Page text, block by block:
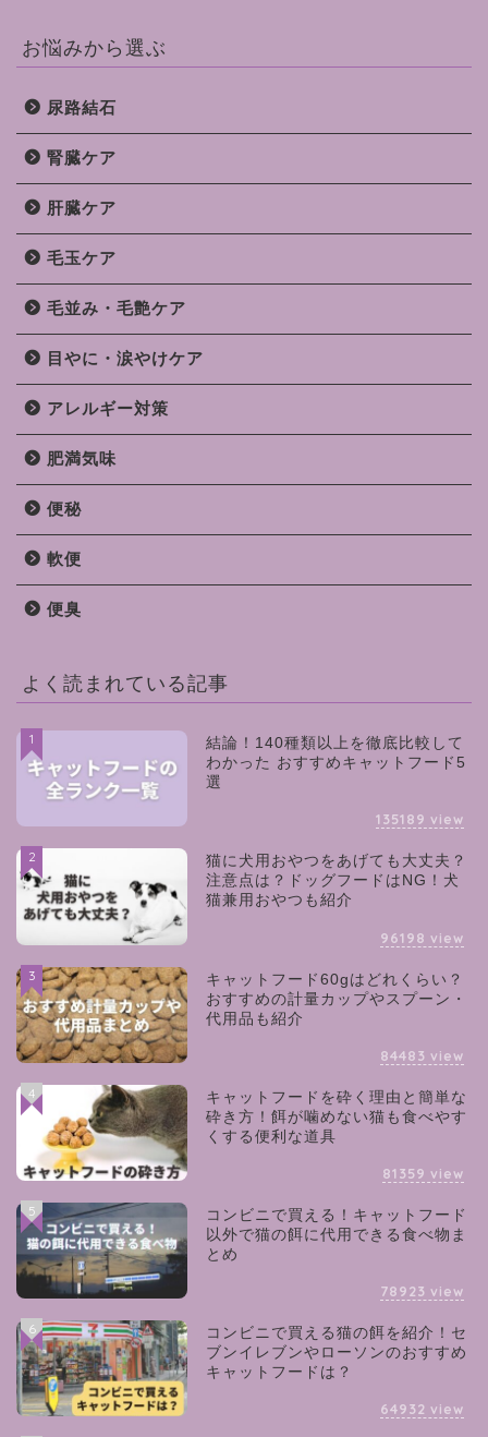
お悩みから選ぶ
尿路結石
腎臓ケア
肝臓ケア
毛玉ケア
毛並み・毛艶ケア
目やに・涙やけケア
アレルギー対策
肥満気味
便秘
軟便
便臭
よく読まれている記事
1
結論！140種類以上を徹底比較して
わかった おすすめキャットフード5
選
135189 view
2
猫に犬用おやつをあげても大丈夫？
注意点は？ドッグフードはNG！犬
猫兼用おやつも紹介
96198 view
3
キャットフード60gはどれくらい？
おすすめの計量カップやスプーン・
代用品も紹介
84483 view
4
キャットフードを砕く理由と簡単な
砕き方！餌が噛めない猫も食べやす
くする便利な道具
81359 view
5
コンビニで買える！キャットフード
以外で猫の餌に代用できる食べ物ま
とめ
78923 view
6
コンビニで買える猫の餌を紹介！セ
ブンイレブンやローソンのおすすめ
キャットフードは？
64932 view